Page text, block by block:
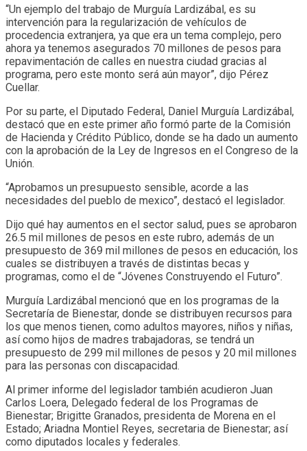
“Un ejemplo del trabajo de Murguía Lardizábal, es su
intervención para la regularización de vehículos de
procedencia extranjera, ya que era un tema complejo, pero
ahora ya tenemos asegurados 70 millones de pesos para
repavimentación de calles en nuestra ciudad gracias al
programa, pero este monto será aún mayor”, dijo Pérez
Cuellar.
Por su parte, el Diputado Federal, Daniel Murguía Lardizábal,
destacó que en este primer año formó parte de la Comisión
de Hacienda y Crédito Público, donde se ha dado un aumento
con la aprobación de la Ley de Ingresos en el Congreso de la
Unión.
“Aprobamos un presupuesto sensible, acorde a las
necesidades del pueblo de mexico”, destacó el legislador.
Dijo qué hay aumentos en el sector salud, pues se aprobaron
26.5 mil millones de pesos en este rubro, además de un
presupuesto de 369 mil millones de pesos en educación, los
cuales se distribuyen a través de distintas becas y
programas, como el de “Jóvenes Construyendo el Futuro”.
Murguía Lardizábal mencionó que en los programas de la
Secretaría de Bienestar, donde se distribuyen recursos para
los que menos tienen, como adultos mayores, niños y niñas,
así como hijos de madres trabajadoras, se tendrá un
presupuesto de 299 mil millones de pesos y 20 mil millones
para las personas con discapacidad.
Al primer informe del legislador también acudieron Juan
Carlos Loera, Delegado federal de los Programas de
Bienestar; Brigitte Granados, presidenta de Morena en el
Estado; Ariadna Montiel Reyes, secretaria de Bienestar; así
como diputados locales y federales.